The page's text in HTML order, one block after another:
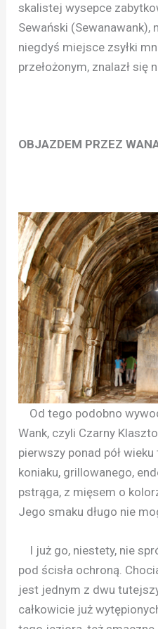
skalistej wysepce
Sewański (Sewanawank),
niegdyś miejsce zsyłki
przełożonym, znalazł się
OBJAZDEM PRZEZ
Od tego podobno
Wank, czyli Czarny
pierwszy ponad pół
koniaku, grillowanego,
pstrąga, z mięsem o
Jego smaku długo nie
I już go, niestety, nie
pod ścisła ochroną.
jest jednym z dwu
całkowicie już